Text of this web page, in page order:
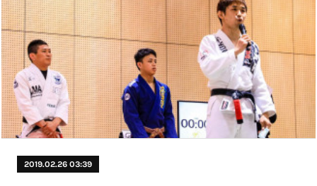
2019.02.26 03:39